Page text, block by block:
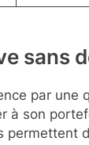
sans
par une
à son
permettent